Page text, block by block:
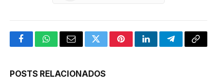
FacebookWhatsApp
Email TwitterPinterestLinkedInTelegramCopy
POSTS RELACIONADOS